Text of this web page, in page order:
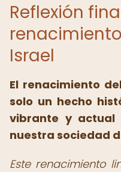
Reflexión
Israel
El renacimiento
solo un hecho
vibrante y actual
nuestra sociedad
Este renacimiento